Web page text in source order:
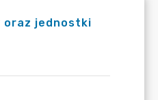
oraz jednostki